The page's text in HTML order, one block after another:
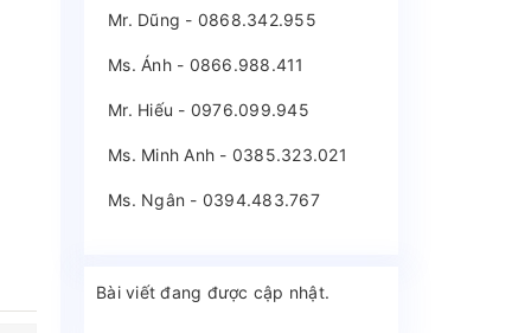
Mr. Dũng - 0868.342.955
Ms. Ánh - 0866.988.411
Mr. Hiếu - 0976.099.945
Ms. Minh Anh - 0385.323.021
Ms. Ngân - 0394.483.767
Bài viết đang được cập nhật.